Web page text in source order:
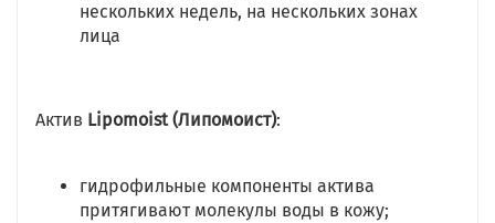
нескольких недель, на нескольких зонах
лица
Актив Lipomoist (Липомоист):
гидрофильные компоненты актива
притягивают молекулы воды в кожу;